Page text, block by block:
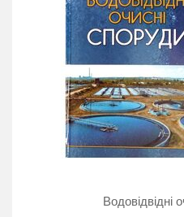
Водовідвідні